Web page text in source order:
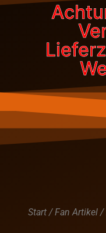
Start /Fan Artikel /